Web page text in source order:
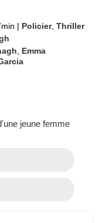
| Policier,Thriller
Emma
jeune femme